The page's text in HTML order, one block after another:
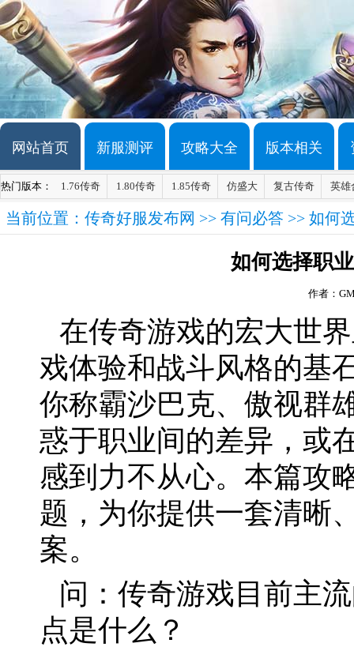
网站首页 新服测评 攻略大全 版本相关
热门版本： 1.76传奇 1.80传奇 1.85传奇 仿盛大 复古传奇 英雄
当前位置： 传奇好服发布网 >> 有问必答 >> 如何
如何选择职
作者：
在传奇游戏的宏大世
戏体验和战斗风格的基
你称霸沙巴克、傲视群
惑于职业间的差异，或
感到力不从心。本篇攻
题，为你提供一套清晰
案。
问：传奇游戏目前主
点是什么？